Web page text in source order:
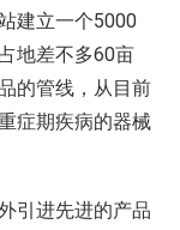
建立一个5000
地差不多60亩
的管线，从目前
症期疾病的器械
引进先进的产品